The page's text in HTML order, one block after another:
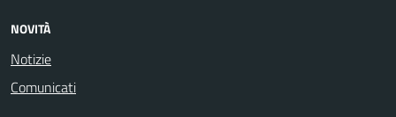
NOVITÀ
Notizie
Comunicati